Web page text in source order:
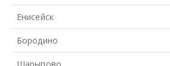
Енисейск
Бородино